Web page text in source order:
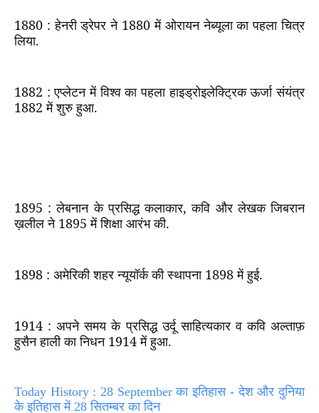
1880 :हेनरी ड्रेपर ने 1880 में ओरायन नेब्यूला का पहला चित्र
लिया.
1882 :एप्लेटन में विश्व का पहला हाइड्रोइलेक्ट्रिक ऊर्जा संयंत्र
1882 में शुरु हुआ.
1895 :लेबनान के प्रसिद्ध कलाकार,कवि और लेखक जिबरान
ख़लील ने 1895 में शिक्षा आरंभ की.
1898 : अमेरिकी शहर न्यूयॉर्क की स्थापना 1898में हुई.
1914 :अपने समय के प्रसिद्ध उर्दू साहित्यकार व कवि अल्ताफ़
हुसैन हाली का निधन 1914में हुआ.
Today History : 28 September का इतिहास - देश और दुनिया
के इतिहास में 28 सितम्बर का दिन